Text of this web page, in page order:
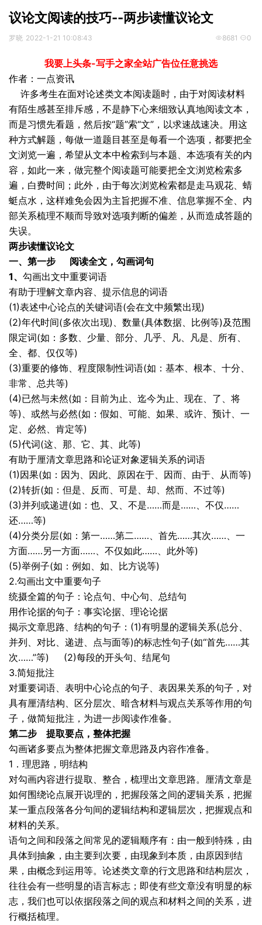
议论文阅读的技巧--两步读懂议论文
罗晓 2022-1-21 10:08:43 8681 0
我要上头条-写手之家全站广告位任意挑选
作者：一点资讯
许多考生在面对论述类文本阅读题时，由于对阅读材料
有陌生感甚至排斥感，不是静下心来细致认真地阅读文本，
而是习惯先看题，然后按“题”索“文”，以求速战速决。用这
种方式解题，每做一道题目甚至是每看一个选项，都要把全
文浏览一遍，希望从文本中检索到与本题、本选项有关的内
容，如此一来，做完整个阅读题可能要把全文浏览检索多
遍，白费时间；此外，由于每次浏览检索都是走马观花、蜻
蜓点水，这样难免会因为主旨把握不准、信息掌握不全、内
部关系梳理不顺而导致对选项判断的偏差，从而造成答题的
失误。
两步读懂议论文
一、第一步 阅读全文，勾画词句
1、 勾画出文中重要词语
有助于理解文章内容、提示信息的词语
(1)表述中心论点的关键词语(会在文中频繁出现)
(2)年代时间(多依次出现)、数量(具体数据、比例等)及范围
限定词(如：多数、少量、部分、几乎、凡、凡是、所有、
全、都、仅仅等)
(3)重要的修饰、程度限制性词语(如：基本、根本、十分、
非常、总共等)
(4)已然与未然(如：目前为止、迄今为止、现在、了、将
等)、或然与必然(如：假如、可能、如果、或许、预计、一
定、必然、肯定等)
(5)代词(这、那、它、其、此等)
有助于厘清文章思路和论证对象逻辑关系的词语
(1)因果(如：因为、因此、原因在于、因而、由于、从而等)
(2)转折(如：但是、反而、可是、却、然而、不过等)
(3)并列或递进(如：也、又、不是……而是……、不仅……
还……等)
(4)分类分层(如：第一……第二……、首先……其次……、一
方面……另一方面……、不仅如此……、此外等)
(5)举例子(如：例如、如、比方说等)
2.勾画出文中重要句子
统摄全篇的句子：论点句、中心句、总结句
用作论据的句子：事实论据、理论论据
揭示文章思路、结构的句子：(1)有明显的逻辑关系(总分、
并列、对比、递进、点与面等)的标志性句子(如“首先……其
次……”等) (2)每段的开头句、结尾句
3.简短批注
对重要词语、表明中心论点的句子、表因果关系的句子，对
具有厘清结构、区分层次、暗含材料与观点关系等作用的句
子，做简短批注，为进一步阅读作准备。
第二步 提取要点，整体把握
勾画诸多要点为整体把握文章思路及内容作准备。
1．理思路，明结构
对勾画内容进行提取、整合，梳理出文章思路。厘清文章是
如何围绕论点展开说理的，把握段落之间的逻辑关系，把握
某一重点段落各分句间的逻辑结构和逻辑层次，把握观点和
材料的关系。
语句之间和段落之间常见的逻辑顺序有：由一般到特殊，由
具体到抽象，由主要到次要，由现象到本质，由原因到结
果，由概念到运用等。论述类文章的行文思路和结构层次，
往往会有一些明显的语言标志；即使有些文章没有明显的标
志，我们也可以依据段落之间的观点和材料之间的关系，进
行概括梳理。